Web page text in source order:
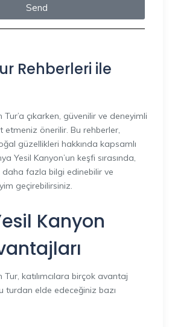
Send
Rehberleri ile
çıkarken, güvenilir ve deneyimli
etmeniz önerilir. Bu rehberler,
güzellikleri hakkında kapsamlı
Yesil Kanyon’un keşfi sırasında,
fazla bilgi edinebilir ve
geçirebilirsiniz.
Kanyon
katılımcılara birçok avantaj
turdan elde edeceğiniz bazı